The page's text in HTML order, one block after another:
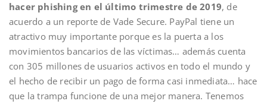
hacer phishing en el último trimestre de 2019, de
acuerdo a un reporte de Vade Secure. PayPal tiene un
atractivo muy importante porque es la puerta a los
movimientos bancarios de las víctimas… además cuenta
con 305 millones de usuarios activos en todo el mundo y
el hecho de recibir un pago de forma casi inmediata… hace
que la trampa funcione de una mejor manera. Tenemos